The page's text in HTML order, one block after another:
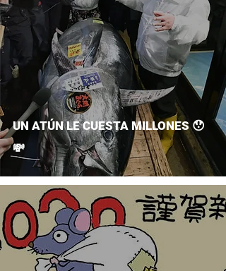
UN ATÚN LE CUESTA MILLONES 😯
💸